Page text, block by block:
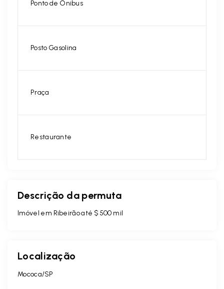
Ponto de Ônibus
Posto Gasolina
Praça
Restaurante
Descrição da permuta
Imóvel em Ribeirão até $ 500 mil
Localização
Mococa/SP